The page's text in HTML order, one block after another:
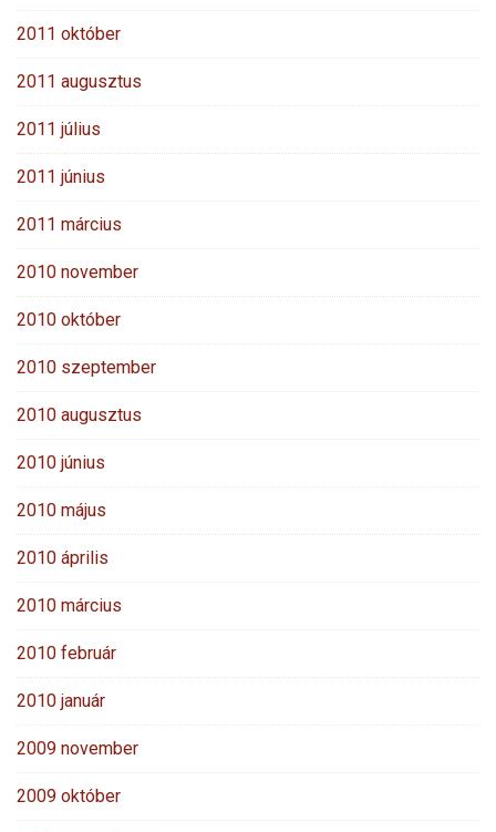
2011 október
2011 augusztus
2011 július
2011 június
2011 március
2010 november
2010 október
2010 szeptember
2010 augusztus
2010 június
2010 május
2010 április
2010 március
2010 február
2010 január
2009 november
2009 október